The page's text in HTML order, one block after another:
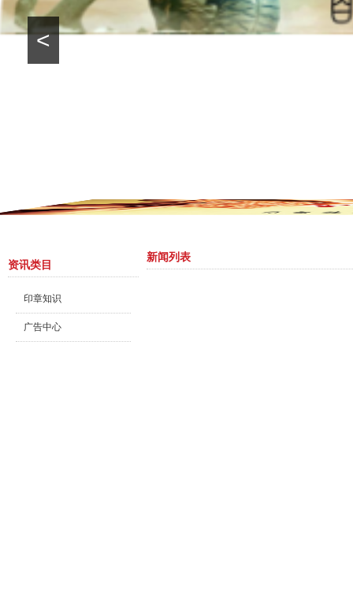
<
资讯类目
印章知识
广告中心
新闻列表